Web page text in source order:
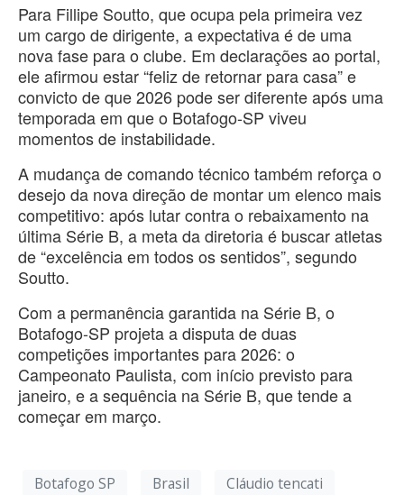
Para Fillipe Soutto, que ocupa pela primeira vez
um cargo de dirigente, a expectativa é de uma
nova fase para o clube. Em declarações ao portal,
ele afirmou estar “feliz de retornar para casa” e
convicto de que 2026 pode ser diferente após uma
temporada em que o Botafogo-SP viveu
momentos de instabilidade.
A mudança de comando técnico também reforça o
desejo da nova direção de montar um elenco mais
competitivo: após lutar contra o rebaixamento na
última Série B, a meta da diretoria é buscar atletas
de “excelência em todos os sentidos”, segundo
Soutto.
Com a permanência garantida na Série B, o
Botafogo-SP projeta a disputa de duas
competições importantes para 2026: o
Campeonato Paulista, com início previsto para
janeiro, e a sequência na Série B, que tende a
começar em março.
Botafogo SP Brasil
Cláudio tencati